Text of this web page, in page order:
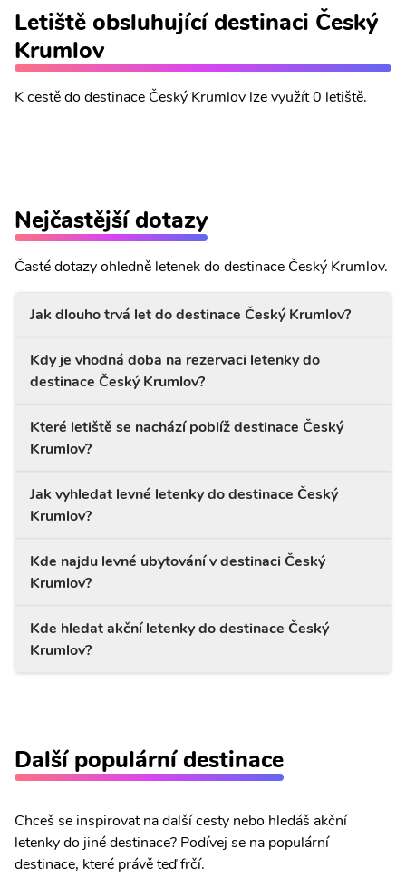
Letiště obsluhující destinaci Český
Krumlov
K cestě do destinace Český Krumlov lze využít 0 letiště.
Nejčastější dotazy
Časté dotazy ohledně letenek do destinace Český Krumlov.
Jak dlouho trvá let do destinace Český Krumlov?
Kdy je vhodná doba na rezervaci letenky do
destinace Český Krumlov?
Které letiště se nachází poblíž destinace Český
Krumlov?
Jak vyhledat levné letenky do destinace Český
Krumlov?
Kde najdu levné ubytování v destinaci Český
Krumlov?
Kde hledat akční letenky do destinace Český
Krumlov?
Další populární destinace
Chceš se inspirovat na další cesty nebo hledáš akční
letenky do jiné destinace? Podívej se na populární
destinace, které právě teď frčí.